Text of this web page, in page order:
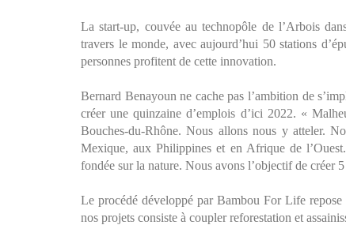
La start-up, couvée au technopôle de l’Arbois
travers le monde, avec aujourd’hui 50 stations
personnes profitent de cette innovation.
Bernard Benayoun ne cache pas l’ambition de
créer une quinzaine d’emplois d’ici 2022. «
Bouches-du-Rhône. Nous allons nous y atteler.
Mexique, aux Philippines et en Afrique de
fondée sur la nature. Nous avons l’objectif de créer
Le procédé développé par Bambou For Life
nos projets consiste à coupler reforestation et